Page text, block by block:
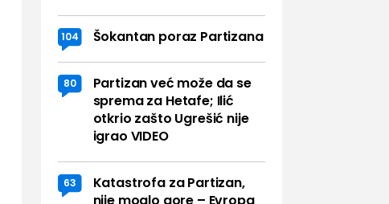
104 Šokantan poraz Partizana
80
Partizan već može da se
sprema za Hetafe; Ilić
otkrio zašto Ugrešić nije
igrao VIDEO
63
Katastrofa za Partizan,